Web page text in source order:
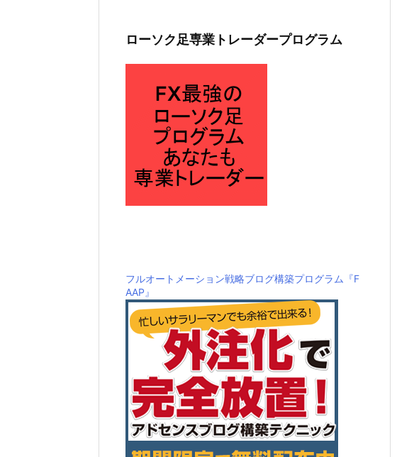
ローソク足専業トレーダープログラム
フルオートメーション戦略ブログ構築プログラム『F
AAP』